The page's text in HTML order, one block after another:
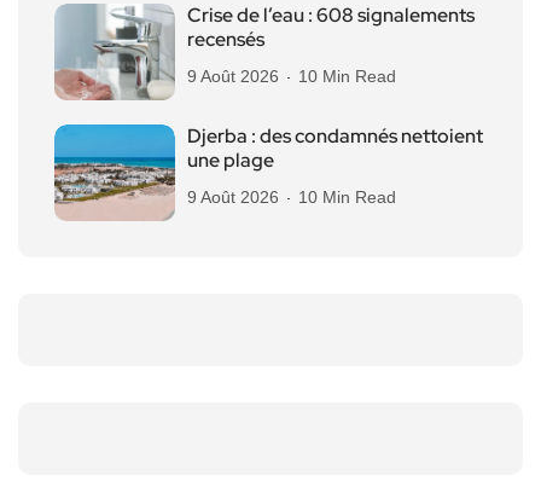
Crise de l’eau : 608 signalements
recensés
9 Août 2026 10 Min Read
Djerba : des condamnés nettoient
une plage
9 Août 2026 10 Min Read